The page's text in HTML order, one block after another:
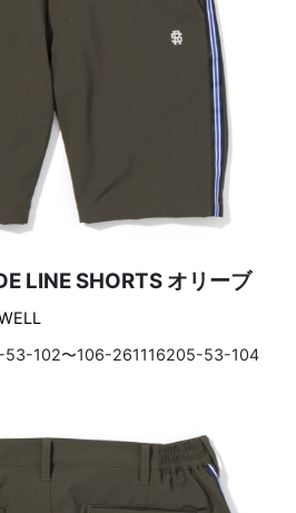
LINE SHORTS オリーブ
53-102〜106-261116205-53-104
のリンクから配信停止できます